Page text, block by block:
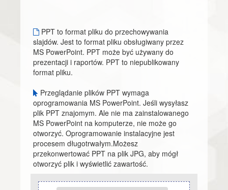
PPT to format pliku do przechowywania
slajdów. Jest to format pliku obsługiwany przez
MS PowerPoint. PPT może być używany do
prezentacji i raportów. PPT to niepublikowany
format pliku.
Przeglądanie plików PPT wymaga
oprogramowania MS PowerPoint. Jeśli wysyłasz
plik PPT znajomym. Ale nie ma zainstalowanego
MS PowerPoint na komputerze, nie może go
otworzyć. Oprogramowanie instalacyjne jest
procesem długotrwałym.Możesz
przekonwertować PPT na plik JPG, aby mógł
otworzyć plik i wyświetlić zawartość.